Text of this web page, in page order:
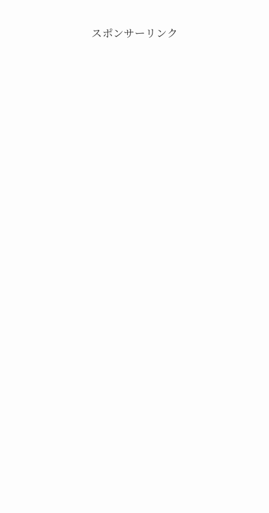
スポンサーリンク